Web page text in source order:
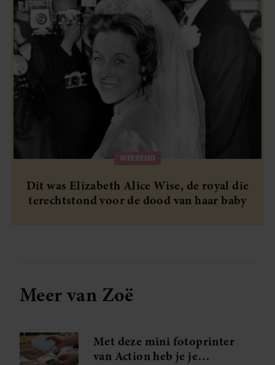
WEEKEND
Dit was Elizabeth Alice Wise, de royal die
terechtstond voor de dood van haar baby
Meer van Zoë
Met deze mini fotoprinter
van Action heb je je